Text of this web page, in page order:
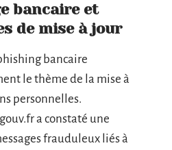
bancaire et
de mise à jour
bancaire
le thème de la mise à
personnelles.
a constaté une
frauduleux liés à